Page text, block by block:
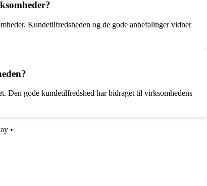
Kundetilfredsheden og de gode anbefalinger vidner
Den gode kundetilfredshed har bidraget til virksomhedens
•